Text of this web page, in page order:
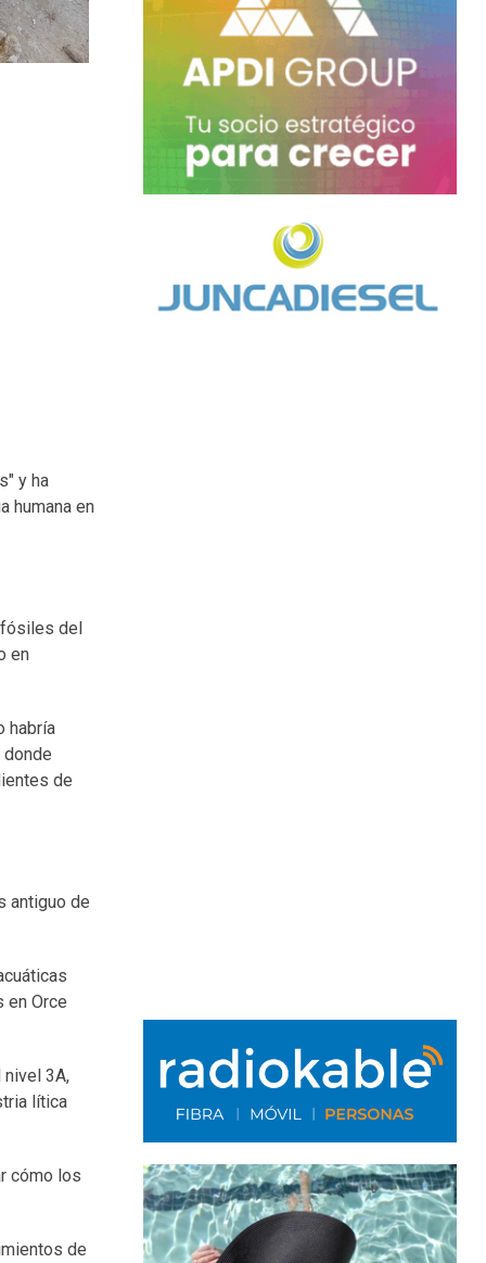
y ha
humana en
fósiles del
en
habría
de
antiguo de
en Orce
3A,
lítica
cómo los
de